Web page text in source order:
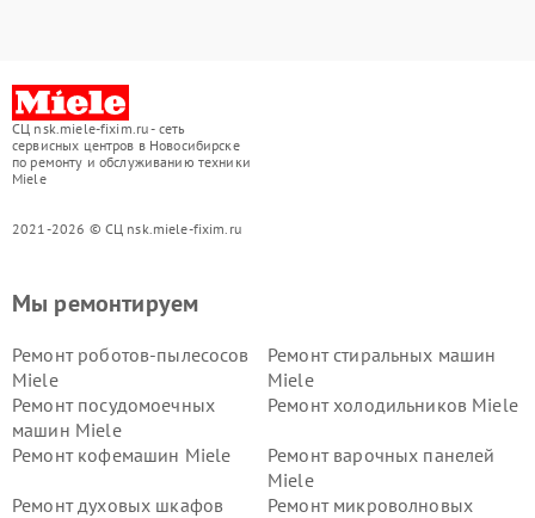
СЦ nsk.miele-fixim.ru - сеть
сервисных центров в Новосибирске
по ремонту и обслуживанию техники
Miele
2021-2026 © СЦ nsk.miele-fixim.ru
Мы ремонтируем
Ремонт роботов-пылесосов
Miele
Ремонт стиральных машин
Miele
Ремонт посудомоечных
машин Miele
Ремонт холодильников Miele
Ремонт кофемашин Miele
Ремонт варочных панелей
Miele
Ремонт духовых шкафов
Ремонт микроволновых